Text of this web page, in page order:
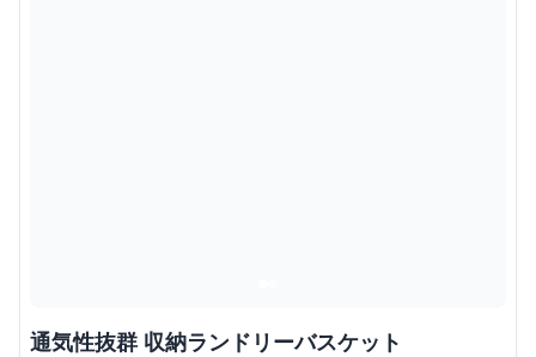
通気性抜群 収納ランドリーバスケット